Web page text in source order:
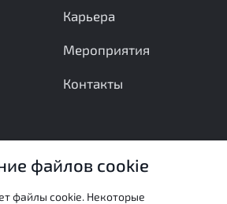
Карьера
Мероприятия
Контакты
сообщение
файлов cookie
файлы cookie. Некоторые